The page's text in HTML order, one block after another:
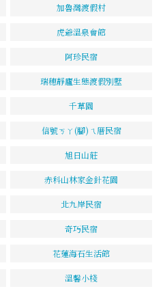
加魯灣渡假村
虎爺溫泉會館
阿珍民宿
瑞穗靜廬生態渡假別墅
千草園
信號ㄎㄚ(腳)ㄟ厝民宿
旭日山莊
赤科山林家金針花園
北九岸民宿
奇巧民宿
花蓮海石生活館
溫馨小棧